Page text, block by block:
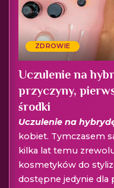
ZDROWIE
Uczulenie na
przyczyny,
środki
Uczulenie na
kobiet. Tymczasem
kilka lat temu
kosmetyków do
dostępne jedynie dla